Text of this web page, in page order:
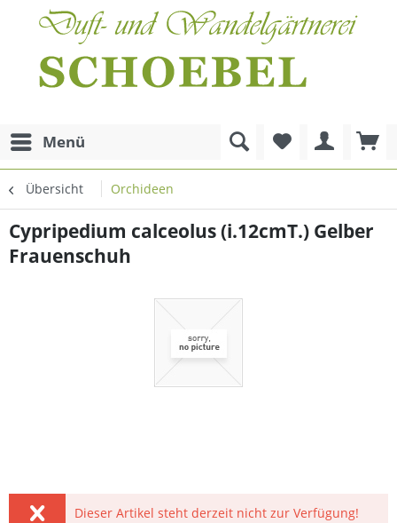
Menü
Übersicht Orchideen
Cypripedium calceolus (i.12cmT.) Gelber
Frauenschuh
Dieser Artikel steht derzeit nicht zur Verfügung!